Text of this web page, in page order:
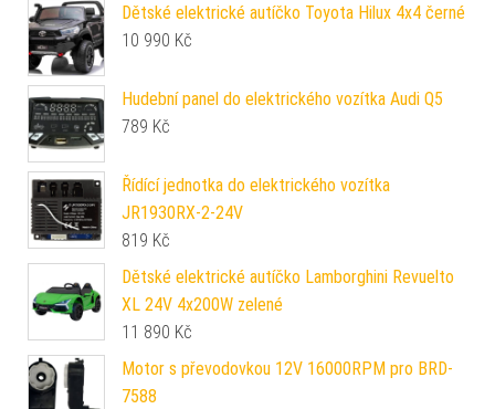
Dětské elektrické autíčko Toyota Hilux 4x4 černé
10 990 Kč
Hudební panel do elektrického vozítka Audi Q5
789 Kč
Řídící jednotka do elektrického vozítka
JR1930RX-2-24V
819 Kč
Dětské elektrické autíčko Lamborghini Revuelto
XL 24V 4x200W zelené
11 890 Kč
Motor s převodovkou 12V 16000RPM pro BRD-
7588